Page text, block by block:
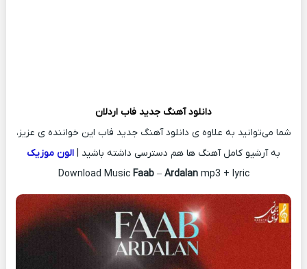
دانلود آهنگ جدید فاب اردلان
شما می‌توانید به علاوه ی دانلود آهنگ جدید فاب این خواننده ی عزیز،
به آرشیو کامل آهنگ ها هم دسترسی داشته باشید | الون موزیک
Download Music Faab– Ardalanmp3 + lyric